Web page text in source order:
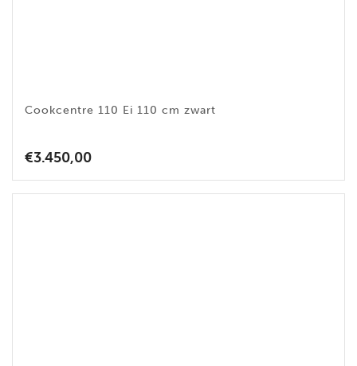
Cookcentre 110 Ei 110 cm zwart
€3.450,00